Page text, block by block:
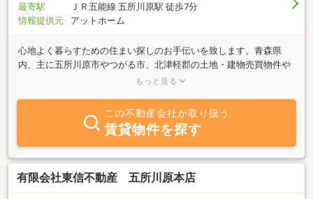
最寄駅
ＪＲ五能線 五所川原駅 徒歩7分
情報提供元
アットホーム
心地よく暮らすための住まい探しのお手伝いを致します。青森県
内、主に五所川原市やつがる市、北津軽郡の土地・建物売買物件や
賃貸物件のご案内をさせて頂いております。どうぞお気軽にご相談
お越しのお客様にも対応しています。弊社はグローバルな視点でサ
ービスを提供致します。Ｍａｋｉｎｇ ｙｏｕｒ ｒｅｌｏｃａｔ
ｉｏｎ ｔｏ Ｊａｐａｎｓｍｏｏｔｈ ａｎｄ ｓｅａｍｌｅｓ
ｓ
もっと見る
この不動産会社が取り扱う
賃貸物件を探す
有限会社東信不動産 五所川原本店